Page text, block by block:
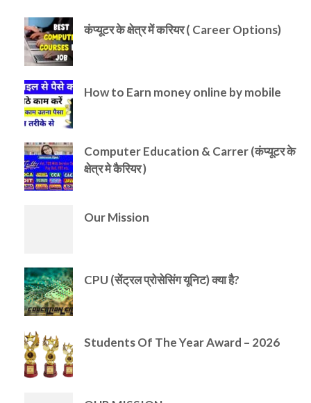
कंप्यूटर के क्षेत्र में करियर ( Career Options)
How to Earn money online by mobile
Computer Education & Carrer (कंप्यूटर के
क्षेत्र मे कैरियर )
Our Mission
CPU (सेंट्रल प्रोसेसिंग यूनिट) क्या है?
Students Of The Year Award – 2026